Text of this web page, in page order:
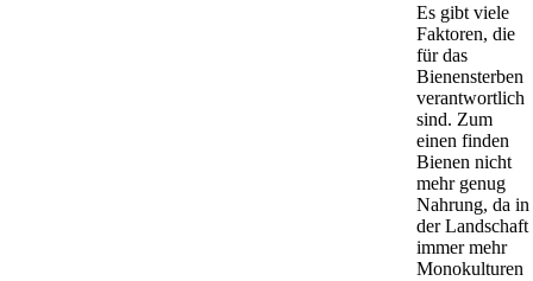
Es gibt viele
Faktoren, die
für das
Bienensterben
verantwortlich
sind. Zum
einen finden
Bienen nicht
mehr genug
Nahrung, da in
der Landschaft
immer mehr
Monokulturen